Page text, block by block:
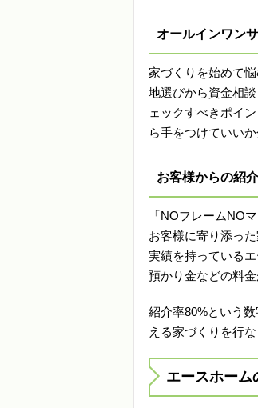
オールインワン
家づくりを始めて
地選びから資金相
ェックすべきポイ
ら手をつけていい
お客様からの紹
「NOフレームNO
お客様に寄り添っ
実績を持っている
預かり金などの料
紹介率80%という
える家づくりを行
エースホーム